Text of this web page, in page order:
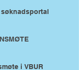
søknadsportal
i VBUR